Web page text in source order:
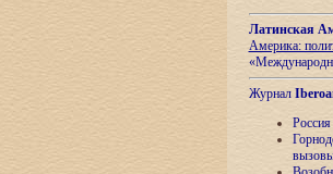
Латинская
Америка:
Журнал